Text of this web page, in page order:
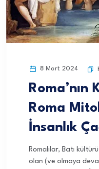
8 Mart 2024
Roma’nın
Roma
İnsanlık
Romalılar, Batı
olan (ve olmaya